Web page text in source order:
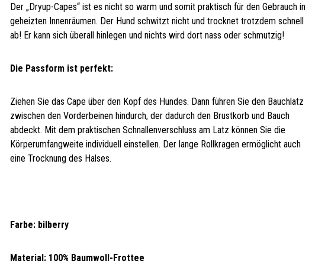
Der „Dryup-Capes“ ist es nicht so warm und somit praktisch für den Gebrauch in
geheizten Innenräumen. Der Hund schwitzt nicht und trocknet trotzdem schnell
ab! Er kann sich überall hinlegen und nichts wird dort nass oder schmutzig!
Die Passform ist perfekt:
Ziehen Sie das Cape über den Kopf des Hundes. Dann führen Sie den Bauchlatz
zwischen den Vorderbeinen hindurch, der dadurch den Brustkorb und Bauch
abdeckt. Mit dem praktischen Schnallenverschluss am Latz können Sie die
Körperumfangweite individuell einstellen. Der lange Rollkragen ermöglicht auch
eine Trocknung des Halses.
Farbe: bilberry
Material: 100% Baumwoll-Frottee